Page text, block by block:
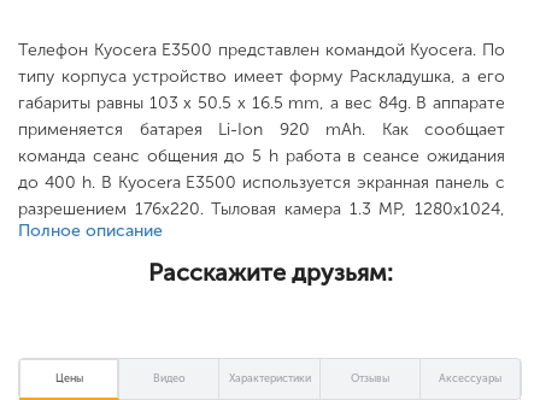
Телефон Kyocera E3500 представлен командой Kyocera. По
типу корпуса устройство имеет форму Раскладушка, а его
габариты равны 103 x 50.5 x 16.5 mm, а вес 84g. В аппарате
применяется батарея Li-Ion 920 mAh. Как сообщает
команда сеанс общения до 5 h работа в сеансе ожидания
до 400 h. В Kyocera E3500 используется экранная панель с
разрешением 176x220. Тыловая камера 1.3 MP, 1280x1024,
вспышка, повышается с помощью «флешки» microSD. .
Полное описание
Расскажите друзьям:
Цены Видео Характеристики Отзывы Аксессуары